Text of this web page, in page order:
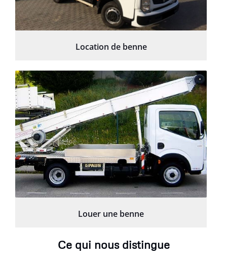
Location de benne
Louer une benne
Ce qui nous distingue